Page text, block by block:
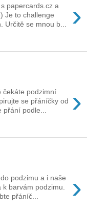
›
papercards.cz a
Je to challenge
Určitě se mnou b...
›
čekáte podzimní
se přáníčky od
podle...
›
podzimu a i naše
barvám podzimu.
přáníč...